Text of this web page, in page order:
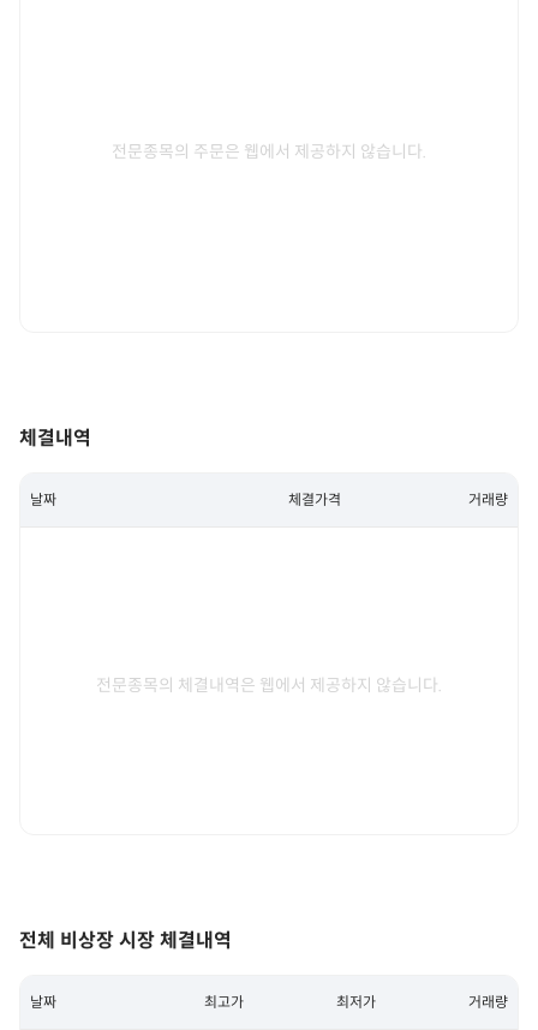
전문종목의 주문은 웹에서 제공하지 않습니다.
체결내역
날짜 체결가격 거래량
전문종목의 체결내역은 웹에서 제공하지 않습니다.
전체 비상장 시장 체결내역
날짜 최고가 최저가 거래량